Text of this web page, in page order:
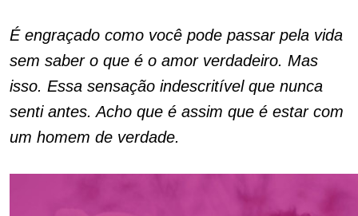
É engraçado como você pode passar pela vida
sem saber o que é o amor verdadeiro. Mas
isso. Essa sensação indescritível que nunca
senti antes. Acho que é assim que é estar com
um homem de verdade.